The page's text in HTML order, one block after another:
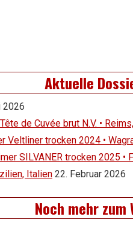
Aktuelle
2026
de Cuvée brut N.V. •
Veltliner trocken 2024 •
SILVANER trocken 2025 •
Italien 22. Februar 2026
Noch mehr zum